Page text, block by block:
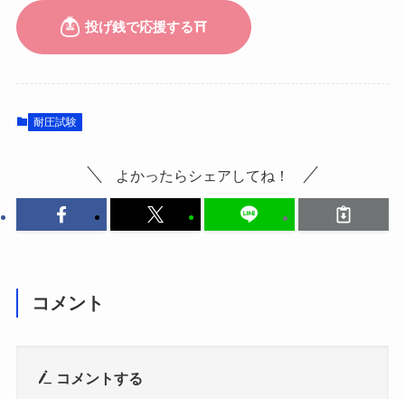
耐圧試験
よかったらシェアしてね！
コメント
コメントする